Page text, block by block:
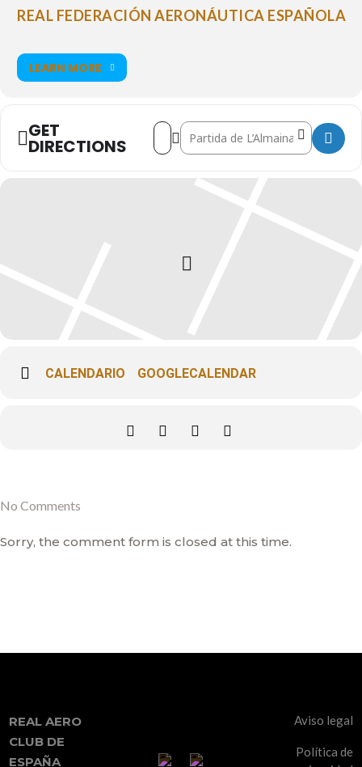
REAL FEDERACIÓN AERONÁUTICA ESPAÑOLA
LEARN MORE
GET
DIRECTIONS
Address - CAMPEONATO DE ESPAÑA
Destination Address -
CALENDARIO GOOGLECALENDAR
No Comments
Sorry, the comment form is closed at this time.
REAL AERO
CLUB DE
ESPAÑA
Aviso legal
Política de